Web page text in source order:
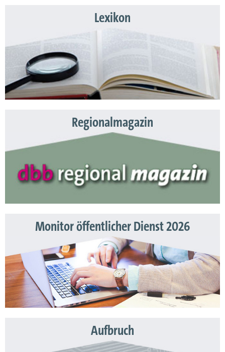
Lexikon
Regionalmagazin
Monitor öffentlicher Dienst 2026
Aufbruch